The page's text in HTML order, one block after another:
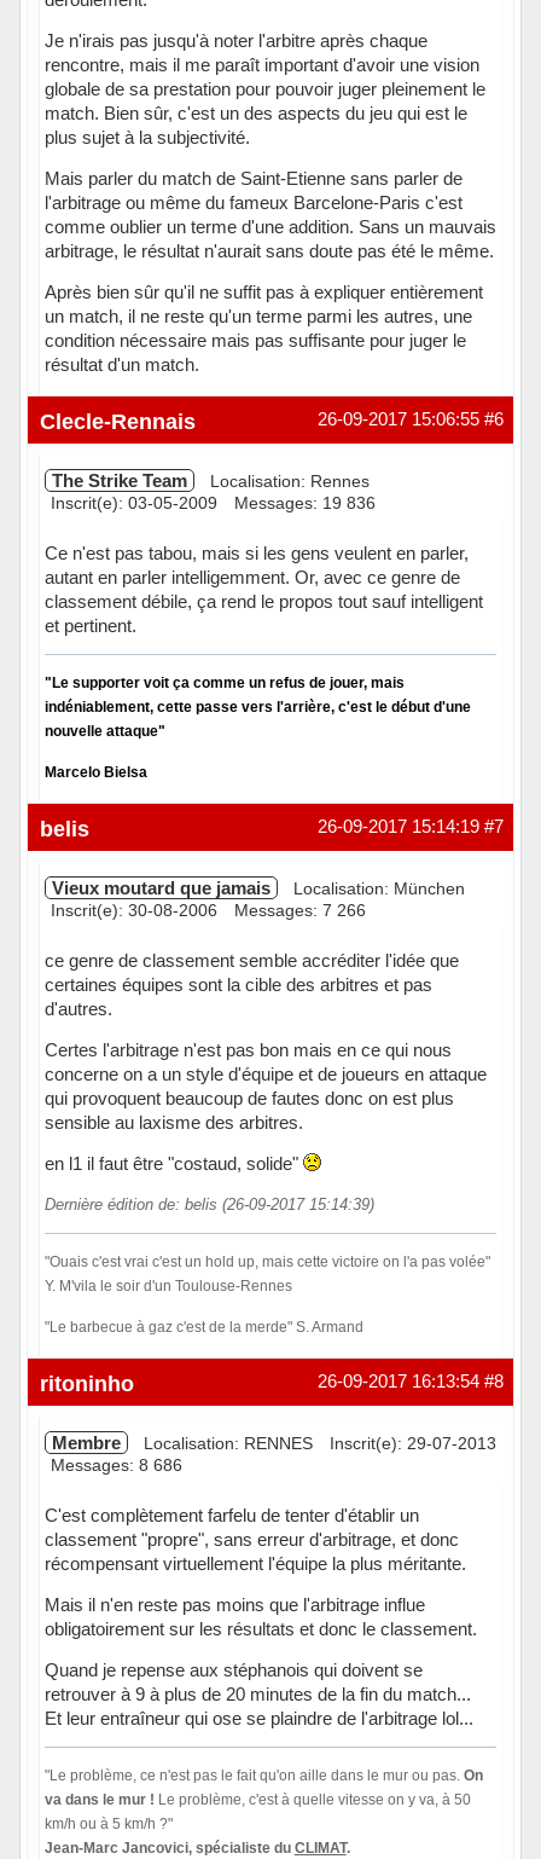
Je n'irais pas jusqu'à noter l'arbitre après chaque
rencontre, mais il me paraît important d'avoir une vision
globale de sa prestation pour pouvoir juger pleinement le
match. Bien sûr, c'est un des aspects du jeu qui est le
plus sujet à la subjectivité.
Mais parler du match de Saint-Etienne sans parler de
l'arbitrage ou même du fameux Barcelone-Paris c'est
comme oublier un terme d'une addition. Sans un mauvais
arbitrage, le résultat n'aurait sans doute pas été le même.
Après bien sûr qu'il ne suffit pas à expliquer entièrement
un match, il ne reste qu'un terme parmi les autres, une
condition nécessaire mais pas suffisante pour juger le
résultat d'un match.
Hors ligne #6
26-09-2017 15:06:55
Clecle-Rennais
The Strike Team
Localisation: Rennes
Inscrit(e): 03-05-2009
Messages: 19 836
Ce n'est pas tabou, mais si les gens veulent en parler,
autant en parler intelligemment. Or, avec ce genre de
classement débile, ça rend le propos tout sauf intelligent
et pertinent.
"Le supporter voit ça comme un refus de jouer, mais
indéniablement, cette passe vers l'arrière, c'est le début d'une
nouvelle attaque"
Marcelo Bielsa
Hors ligne #7
26-09-2017 15:14:19
belis
Vieux moutard que jamais
Localisation: München
Inscrit(e): 30-08-2006
Messages: 7 266
ce genre de classement semble accréditer l'idée que
certaines équipes sont la cible des arbitres et pas
d'autres.
Certes l'arbitrage n'est pas bon mais en ce qui nous
concerne on a un style d'équipe et de joueurs en attaque
qui provoquent beaucoup de fautes donc on est plus
sensible au laxisme des arbitres.
en l1 il faut être "costaud, solide"
Dernière édition de: belis (26-09-2017 15:14:39)
"Ouais c'est vrai c'est un hold up, mais cette victoire on l'a pas volée"
Y. M'vila le soir d'un Toulouse-Rennes
"Le barbecue à gaz c'est de la merde" S. Armand
Hors ligne #8
26-09-2017 16:13:54
ritoninho
Membre Localisation: RENNES
Inscrit(e): 29-07-2013
Messages: 8 686
C'est complètement farfelu de tenter d'établir un
classement "propre", sans erreur d'arbitrage, et donc
récompensant virtuellement l'équipe la plus méritante.
Mais il n'en reste pas moins que l'arbitrage influe
obligatoirement sur les résultats et donc le classement.
Quand je repense aux stéphanois qui doivent se
retrouver à 9 à plus de 20 minutes de la fin du match...
Et leur entraîneur qui ose se plaindre de l'arbitrage lol...
"Le problème, ce n'est pas le fait qu'on aille dans le mur ou pas. On
va dans le mur ! Le problème, c'est à quelle vitesse on y va, à 50
km/h ou à 5 km/h ?"
Jean-Marc Jancovici, spécialiste du CLIMAT.